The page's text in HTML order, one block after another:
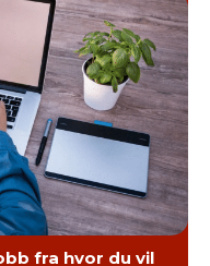
fra hvor du vil